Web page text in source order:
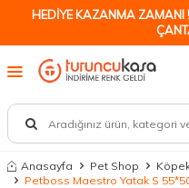
HEDİYE KAZANMA ZAMANI
Anasayfa Pet Shop
Petboss Maestro Yatak S